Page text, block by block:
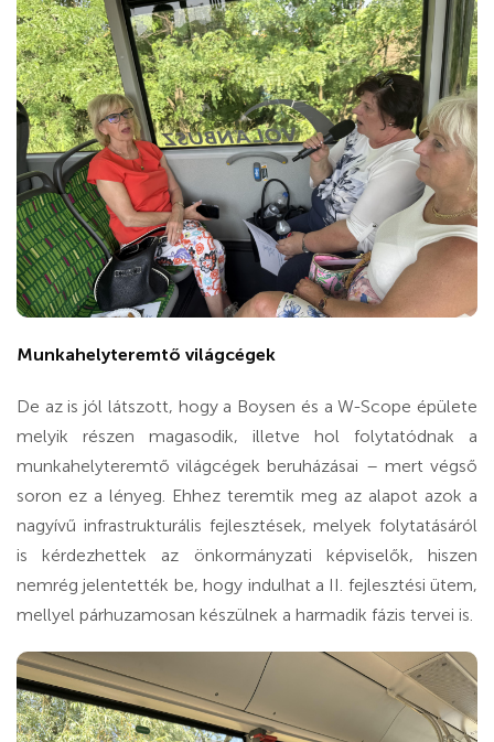
Munkahelyteremtő világcégek
De az is jól látszott, hogy a Boysen és a W-Scope épülete
melyik részen magasodik, illetve hol folytatódnak a
munkahelyteremtő világcégek beruházásai – mert végső
soron ez a lényeg. Ehhez teremtik meg az alapot azok a
nagyívű infrastrukturális fejlesztések, melyek folytatásáról
is kérdezhettek az önkormányzati képviselők, hiszen
nemrég jelentették be, hogy indulhat a II. fejlesztési ütem,
mellyel párhuzamosan készülnek a harmadik fázis tervei is.